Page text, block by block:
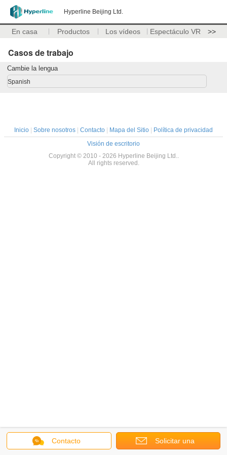
Hyperline Beijing Ltd.
En casa Productos Los vídeos Espectáculo VR >>
Casos de trabajo
Contacto Solicitar una
Cambie la lengua
Spanish
Inicio Sobre nosotros Contacto Mapa del Sitio
Política de privacidad
Visión de escritorio
Copyright © 2010 - 2026 Hyperline Beijing Ltd..
All rights reserved.